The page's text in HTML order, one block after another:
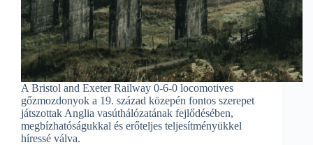
A Bristol and Exeter Railway 0-6-0 locomotives
gőzmozdonyok a 19. század közepén fontos szerepet
játszottak Anglia vasúthálózatának fejlődésében,
megbízhatóságukkal és erőteljes teljesítményükkel
híressé válva.